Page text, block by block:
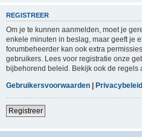
REGISTREER
Om je te kunnen aanmelden, moet je
enkele minuten in beslag, maar geeft je
forumbeheerder kan ook extra
gebruikers. Lees voor registratie onze
bijbehorend beleid. Bekijk ook de regels
Gebruikersvoorwaarden | Privacybeleid
Registreer